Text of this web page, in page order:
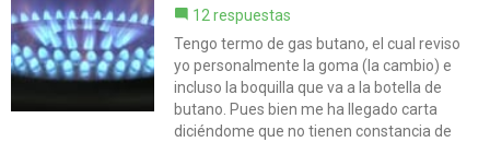
12 respuestas
Tengo termo de gas butano, el cual reviso
yo personalmente la goma (la cambio) e
incluso la boquilla que va a la botella de
butano. Pues bien me ha llegado carta
diciéndome que no tienen constancia de